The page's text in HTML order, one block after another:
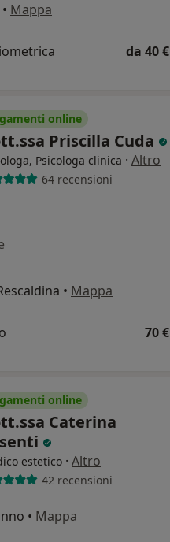
• Mappa
da 40 €
online
Priscilla Cuda
Psicologa clinica · Altro
64 recensioni
• Mappa
70 €
online
Caterina
estetico · Altro
42 recensioni
• Mappa